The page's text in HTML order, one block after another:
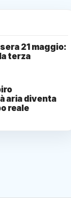
21 maggio:
terza
aria diventa
reale